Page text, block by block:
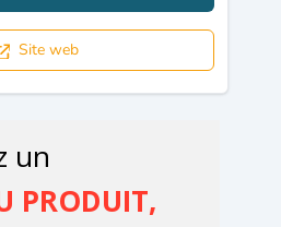
Site web